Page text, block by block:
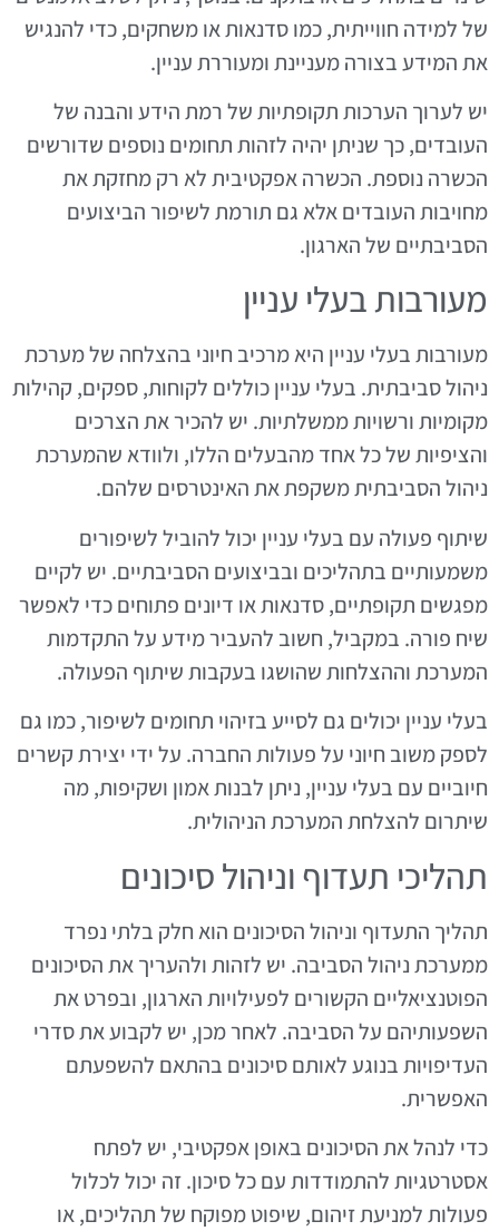
של למידה חווייתית, כמו סדנאות או משחקים, כדי להנגיש
את המידע בצורה מעניינת ומעוררת עניין.
יש לערוך הערכות תקופתיות של רמת הידע והבנה של
העובדים, כך שניתן יהיה לזהות תחומים נוספים שדורשים
הכשרה נוספת. הכשרה אפקטיבית לא רק מחזקת את
מחויבות העובדים אלא גם תורמת לשיפור הביצועים
הסביבתיים של הארגון.
מעורבות בעלי עניין
מעורבות בעלי עניין היא מרכיב חיוני בהצלחה של מערכת
ניהול סביבתית. בעלי עניין כוללים לקוחות, ספקים, קהילות
מקומיות ורשויות ממשלתיות. יש להכיר את הצרכים
והציפיות של כל אחד מהבעלים הללו, ולוודא שהמערכת
ניהול הסביבתית משקפת את האינטרסים שלהם.
שיתוף פעולה עם בעלי עניין יכול להוביל לשיפורים
משמעותיים בתהליכים ובביצועים הסביבתיים. יש לקיים
מפגשים תקופתיים, סדנאות או דיונים פתוחים כדי לאפשר
שיח פורה. במקביל, חשוב להעביר מידע על התקדמות
המערכת וההצלחות שהושגו בעקבות שיתוף הפעולה.
בעלי עניין יכולים גם לסייע בזיהוי תחומים לשיפור, כמו גם
לספק משוב חיוני על פעולות החברה. על ידי יצירת קשרים
חיוביים עם בעלי עניין, ניתן לבנות אמון ושקיפות, מה
שיתרום להצלחת המערכת הניהולית.
תהליכי תעדוף וניהול סיכונים
תהליך התעדוף וניהול הסיכונים הוא חלק בלתי נפרד
ממערכת ניהול הסביבה. יש לזהות ולהעריך את הסיכונים
הפוטנציאליים הקשורים לפעילויות הארגון, ובפרט את
השפעותיהם על הסביבה. לאחר מכן, יש לקבוע את סדרי
העדיפויות בנוגע לאותם סיכונים בהתאם להשפעתם
האפשרית.
כדי לנהל את הסיכונים באופן אפקטיבי, יש לפתח
אסטרטגיות להתמודדות עם כל סיכון. זה יכול לכלול
פעולות למניעת זיהום, שיפוט מפוקח של תהליכים, או